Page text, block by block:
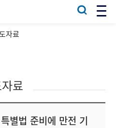
자료
료
별법 준비에 만전 기